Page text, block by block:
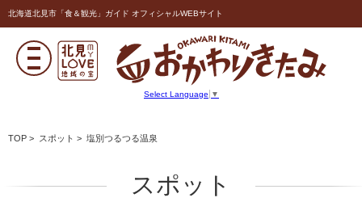
北海道北見市「食＆観光」ガイド オフィシャルWEBサイト
Select Language ▼
TOP > スポット > 塩別つるつる温泉
スポット